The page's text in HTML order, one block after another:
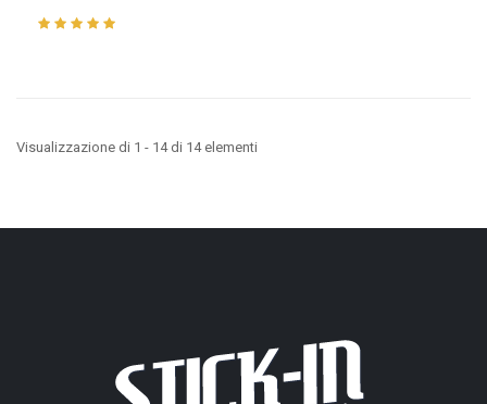
Visualizzazione di 1 - 14 di 14 elementi